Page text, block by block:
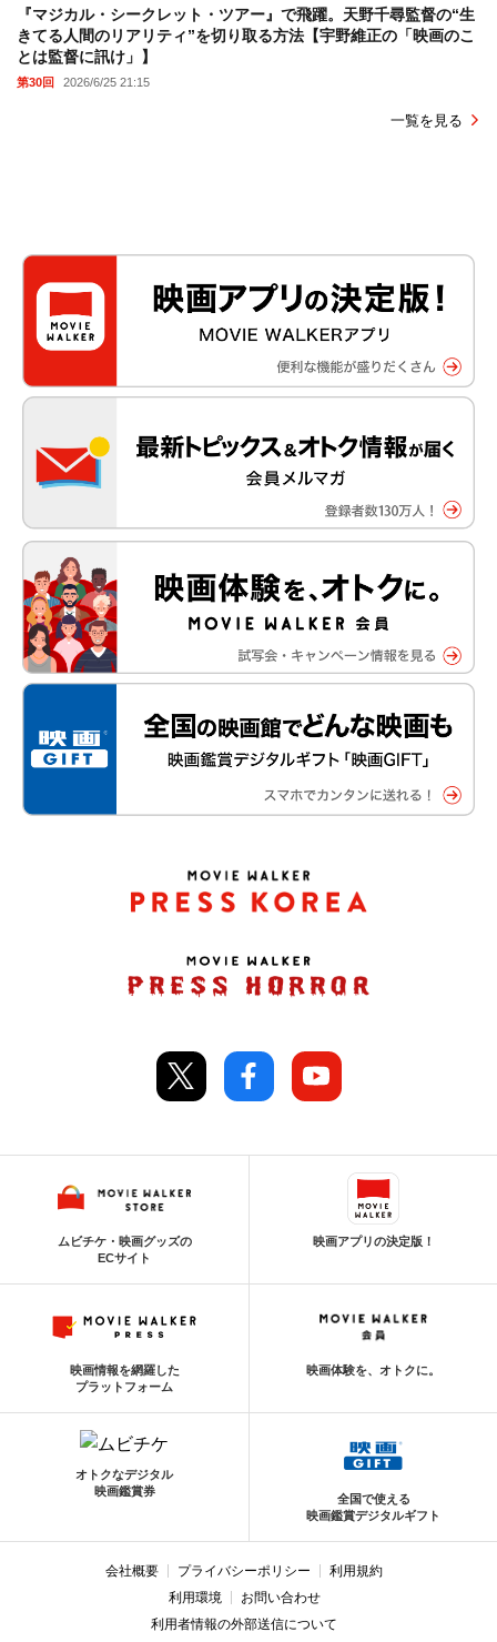
『マジカル・シークレット・ツアー』で飛躍。天野千尋監督の“生
きてる人間のリアリティ”を切り取る方法【宇野維正の「映画のこ
とは監督に訊け」】
第30回 2026/6/25 21:15
一覧を見る
ムビチケ・映画グッズの
ECサイト
映画アプリの決定版！
映画情報を網羅した
プラットフォーム
映画体験を、オトクに。
オトクなデジタル
映画鑑賞券
全国で使える
映画鑑賞デジタルギフト
会社概要 プライバシーポリシー
利用規約
利用環境
お問い合わせ
利用者情報の外部送信について